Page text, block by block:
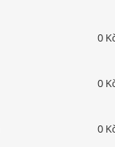
0
0
0